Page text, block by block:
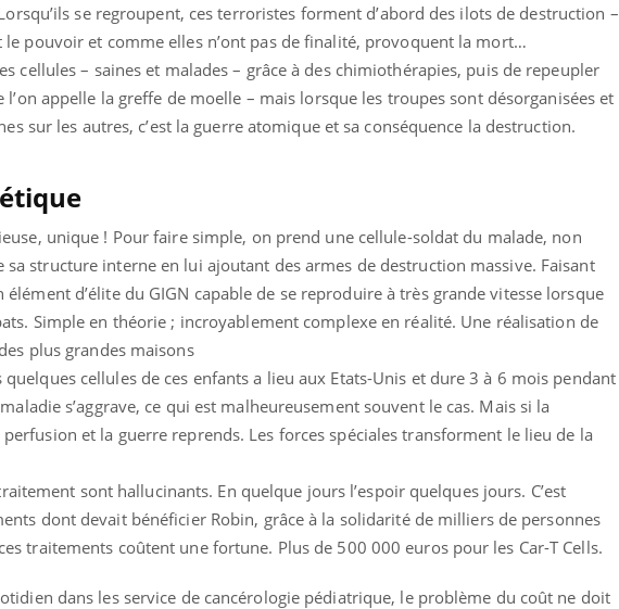
se regroupent, ces terroristes forment d’abord des ilots de destruction –
le pouvoir et comme elles n’ont pas de finalité, provoquent la mort…
cellules – saines et malades – grâce à des chimiothérapies, puis de repeupler
l’on appelle la greffe de moelle – mais lorsque les troupes sont désorganisées et
sur les autres, c’est la guerre atomique et sa conséquence la destruction.
unique ! Pour faire simple, on prend une cellule-soldat du malade, non
sa structure interne en lui ajoutant des armes de destruction massive. Faisant
élément d’élite du GIGN capable de se reproduire à très grande vitesse lorsque
Simple en théorie ; incroyablement complexe en réalité. Une réalisation de
plus grandes maisons
cellules de ces enfants a lieu aux Etats-Unis et dure 3 à 6 mois pendant
s’aggrave, ce qui est malheureusement souvent le cas. Mais si la
et la guerre reprends. Les forces spéciales transforment le lieu de la
sont hallucinants. En quelque jours l’espoir quelques jours. C’est
dont devait bénéficier Robin, grâce à la solidarité de milliers de personnes
traitements coûtent une fortune. Plus de 500 000 euros pour les Car-T Cells.
dans les service de cancérologie pédiatrique, le problème du coût ne doit